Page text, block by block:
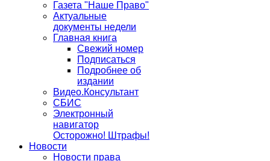
Газета "Наше Право"
Актуальные
документы недели
Главная книга
Свежий номер
Подписаться
Подробнее об
издании
Видео.Консультант
СБИС
Электронный
навигатор
Осторожно! Штрафы!
Новости
Новости права